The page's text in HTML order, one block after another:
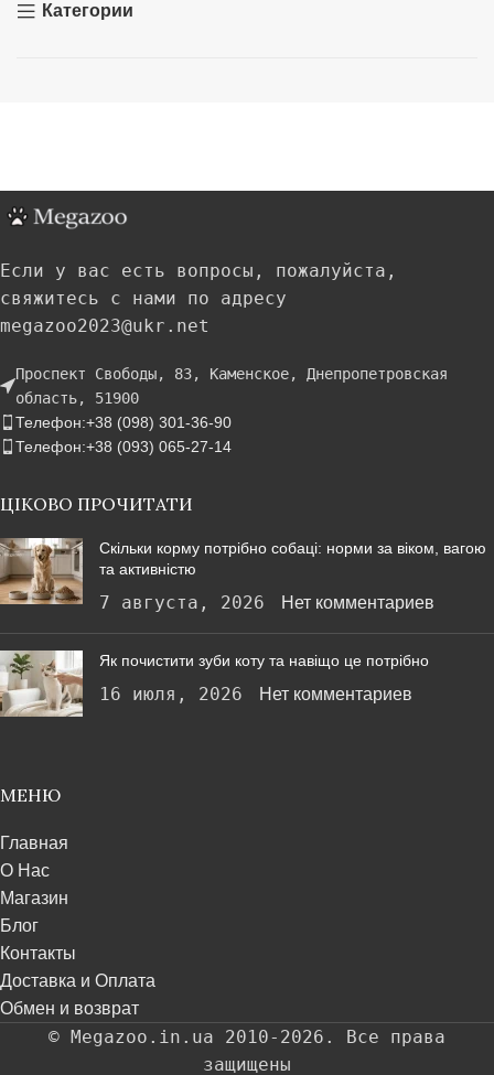
Категории
Если у вас есть вопросы, пожалуйста,
свяжитесь с нами по адресу
megazoo2023@ukr.net
Проспект Свободы, 83, Каменское, Днепропетровская
область, 51900
Телефон:+38 (098) 301-36-90
Телефон:+38 (093) 065-27-14
ЦІКОВО ПРОЧИТАТИ
Скільки корму потрібно собаці: норми за віком, вагою
та активністю
7 августа, 2026 Нет комментариев
Як почистити зуби коту та навіщо це потрібно
16 июля, 2026 Нет комментариев
МЕНЮ
Главная
О Нас
Магазин
Блог
Контакты
Доставка и Оплата
Обмен и возврат
© Megazoo.in.ua 2010-2026. Все права
защищены